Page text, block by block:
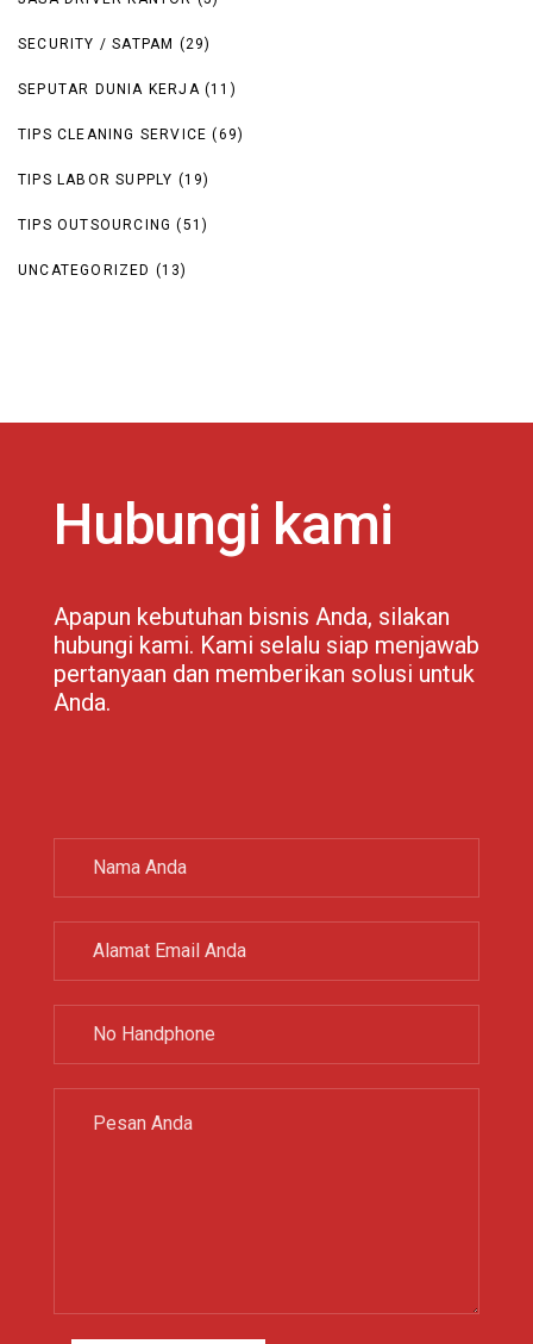
SECURITY / SATPAM (29)
SEPUTAR DUNIA KERJA(11)
TIPS CLEANING SERVICE (69)
TIPS LABOR SUPPLY (19)
TIPS OUTSOURCING (51)
UNCATEGORIZED (13)
Hubungi kami
Apapun kebutuhan bisnis Anda, silakan
hubungi kami. Kami selalu siap menjawab
pertanyaan dan memberikan solusi untuk
Anda.